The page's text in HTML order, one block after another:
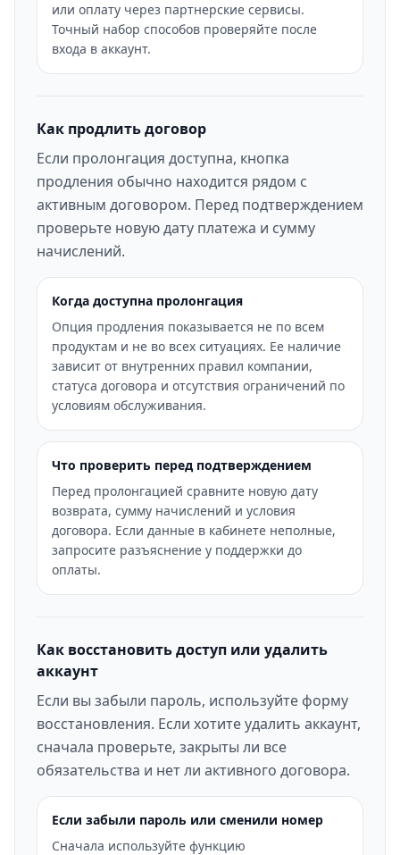
или оплату через партнерские сервисы.
Точный набор способов проверяйте после
входа в аккаунт.
Как продлить договор
Если пролонгация доступна, кнопка
продления обычно находится рядом с
активным договором. Перед подтверждением
проверьте новую дату платежа и сумму
начислений.
Когда доступна пролонгация
Опция продления показывается не по всем
продуктам и не во всех ситуациях. Ее наличие
зависит от внутренних правил компании,
статуса договора и отсутствия ограничений по
условиям обслуживания.
Что проверить перед подтверждением
Перед пролонгацией сравните новую дату
возврата, сумму начислений и условия
договора. Если данные в кабинете неполные,
запросите разъяснение у поддержки до
оплаты.
Как восстановить доступ или удалить
аккаунт
Если вы забыли пароль, используйте форму
восстановления. Если хотите удалить аккаунт,
сначала проверьте, закрыты ли все
обязательства и нет ли активного договора.
Если забыли пароль или сменили номер
Сначала используйте функцию